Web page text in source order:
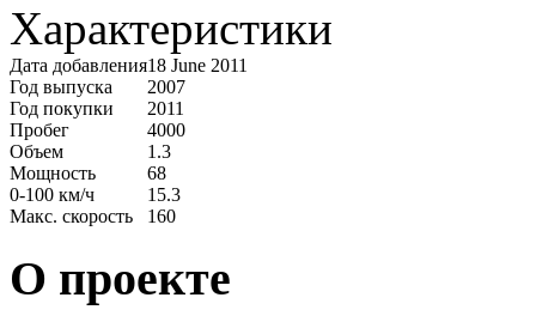
Характеристики
Дата добавления18 June 2011
Год выпуска
2007
Год покупки
2011
Пробег
4000
Объем
1.3
Мощность
68
0-100 км/ч
15.3
Макс. скорость
160
О проекте